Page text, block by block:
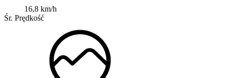
16,8 km/h
Śr. Prędkość